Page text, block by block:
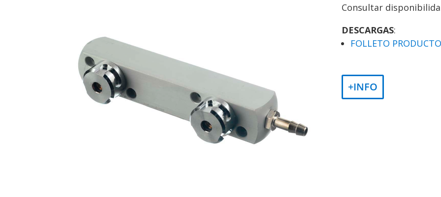
Consultar
DESCARGAS:
FOLLETO PRODUCTO
+INFO